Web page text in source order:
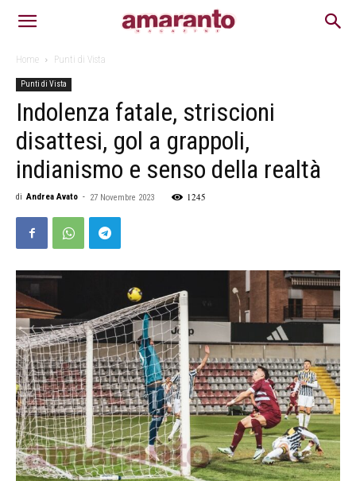
Home Punti di Vista
Punti di Vista
Indolenza fatale, striscioni
disattesi, gol a grappoli,
indianismo e senso della realtà
di Andrea Avato - 27 Novembre 2023 1245